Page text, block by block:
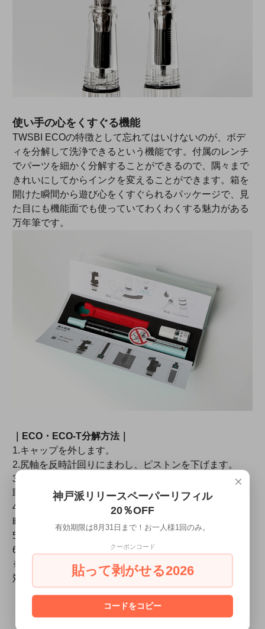
使い手の心をくすぐる機能
TWSBI ECOの特徴として忘れてはいけないのが、ボデ
ィを分解して洗浄できるという機能です。付属のレンチ
でパーツを細かく分解することができるので、隅々まで
きれいにしてからインクを変えることができます。箱を
開けた瞬間から遊び心をくすぐられるパッケージで、見
た目にも機能面でも使っていてわくわくする魅力がある
万年筆です。
｜ECO・ECO-T分解方法｜
1.キャップを外します。
2.尻軸を反時計回りにまわし、ピストンを下げます。
3.エンドキャップと胴軸の間に出来た隙間に専用工具を
取り付けます。
4.エンドキャップと専用工具を固定したまま、本体を反
時計回りにまわします。
5.エンドキャップをピストンごと引き抜きます。
6.パーツを分解して完了です。
※取り扱い説明書に基づかない分解による故障は保証の
対象外です。ご注意ください。
【分解説明動画】・【組立説明動画】
×
神戸派リリースペーパーリフィル
20％OFF
有効期限は8月31日まで！お一人様1回のみ。
クーポンコード
貼って剥がせる2026
コードをコピー